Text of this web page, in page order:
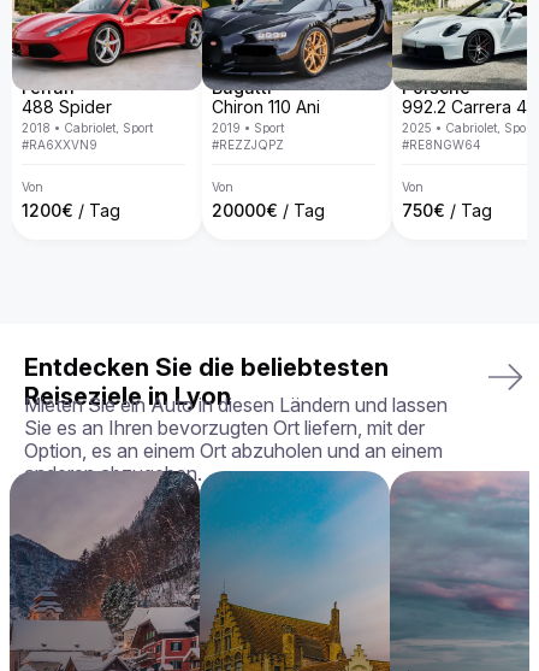
Warum den Aston Martin DB9 bei uns mieten?
Bei Billion Rent sind wir auf Luxusauto-Vermietung
spezialisiert und bieten eine exklusive Fahrzeugflotte in ganz
Europa. Mit persönlichem Service, Lieferung direkt an deine
Wunschadresse, transparenten Mietbedingungen und der
Garantie, dass du genau das Fahrzeug erhältst, das du
gebucht hast – in perfektem Zustand.
Martin DB9 noch heute!
Ferrari
488 Spider
2018 • Cabriolet, Sport
#RA6XXVN9
Von
1200€ / Tag
Bugatti
Chiron 110 Ani
2019 • Sport
#REZZJQPZ
Von
20000€ / Tag
Porsche
2025 • Cabriolet, Sport
#RE8NGW64
Von
750€ / Tag
Entdecken Sie die beliebtesten
Reiseziele in Lyon
Mieten Sie ein Auto in diesen Ländern und lassen
Sie es an Ihren bevorzugten Ort liefern, mit der
Option, es an einem Ort abzuholen und an einem
anderen abzugeben.